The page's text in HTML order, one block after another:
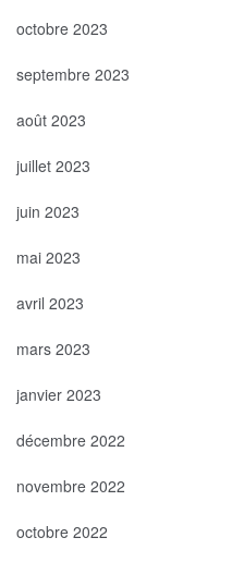
octobre 2023
septembre 2023
août 2023
juillet 2023
juin 2023
mai 2023
avril 2023
mars 2023
janvier 2023
décembre 2022
novembre 2022
octobre 2022